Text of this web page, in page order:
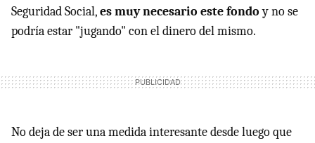
Seguridad Social,es muy necesario este fondoy no se
podría estar "jugando" con el dinero del mismo.
No deja de ser una medida interesante desde luego que